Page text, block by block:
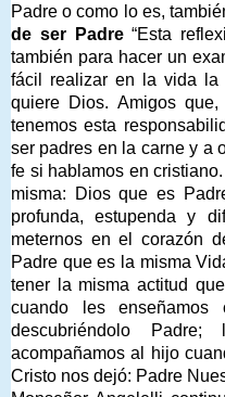
Padre o como lo es,
de ser Padre“Esta
también para hacer un
fácil realizar en la vida la
quiere Dios. Amigos
tenemos esta
ser padres en la carne y a
fe si hablamos en
misma: Dios que es
profunda, estupenda y
meternos en el corazón
Padre que es la misma
tener la misma actitud
cuando les
descubriéndolo
acompañamos al hijo
Cristo nos dejó: Padre